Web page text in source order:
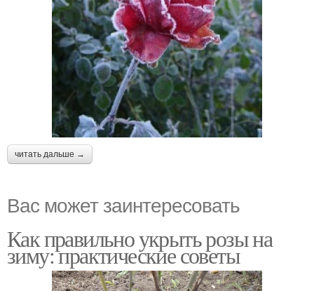
читать дальше →
Вас может заинтересовать
Как правильно укрыть розы на
зиму: практические советы